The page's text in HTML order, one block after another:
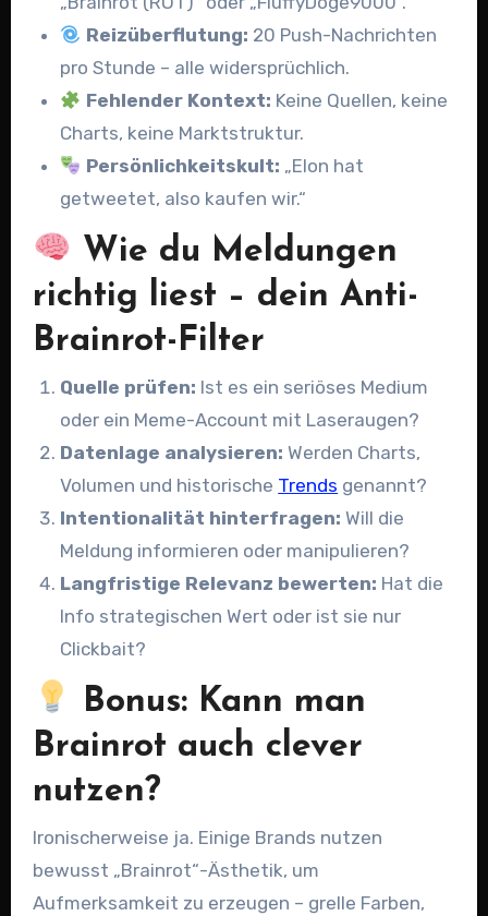
Reizüberflutung: 20 Push-Nachrichten
pro Stunde – alle widersprüchlich.
Fehlender Kontext: Keine Quellen, keine
Charts, keine Marktstruktur.
Persönlichkeitskult: „Elon hat
getweetet, also kaufen wir.“
Wie du Meldungen
richtig liest – dein Anti-
Brainrot-Filter
Quelle prüfen: Ist es ein seriöses Medium
oder ein Meme-Account mit Laseraugen?
Datenlage analysieren: Werden Charts,
Volumen und historische Trends genannt?
Intentionalität hinterfragen: Will die
Meldung informieren oder manipulieren?
Langfristige Relevanz bewerten: Hat die
Info strategischen Wert oder ist sie nur
Clickbait?
Bonus: Kann man
Brainrot auch clever
nutzen?
Ironischerweise ja. Einige Brands nutzen
bewusst „Brainrot“-Ästhetik, um
Aufmerksamkeit zu erzeugen – grelle Farben,